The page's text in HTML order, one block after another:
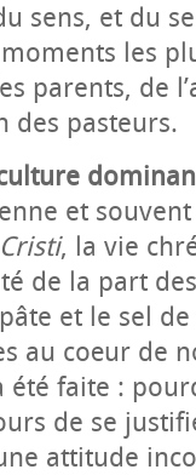
sens, et du
les
parents, de
des pasteurs.
et
, la vie
de la part
et le sel
au cœur de
faite :
de se
attitude